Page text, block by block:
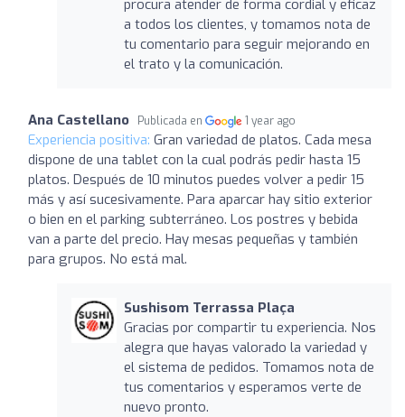
procura atender de forma cordial y eficaz
a todos los clientes, y tomamos nota de
tu comentario para seguir mejorando en
el trato y la comunicación.
Ana Castellano Publicada en 1 year ago
Experiencia positiva: Gran variedad de platos. Cada mesa
dispone de una tablet con la cual podrás pedir hasta 15
platos. Después de 10 minutos puedes volver a pedir 15
más y así sucesivamente. Para aparcar hay sitio exterior
o bien en el parking subterráneo. Los postres y bebida
van a parte del precio. Hay mesas pequeñas y también
para grupos. No está mal.
Sushisom Terrassa Plaça
Gracias por compartir tu experiencia. Nos
alegra que hayas valorado la variedad y
el sistema de pedidos. Tomamos nota de
tus comentarios y esperamos verte de
nuevo pronto.